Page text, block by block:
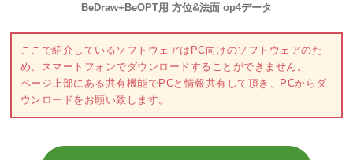
BeDraw+BeOPT用 方位&法面 op4データ
ここで紹介しているソフトウェアはPC向けのソフトウェアのた
め、スマートフォンでダウンロードすることができません。
ページ上部にある共有機能でPCと情報共有して頂き、PCからダ
ウンロードをお願い致します。